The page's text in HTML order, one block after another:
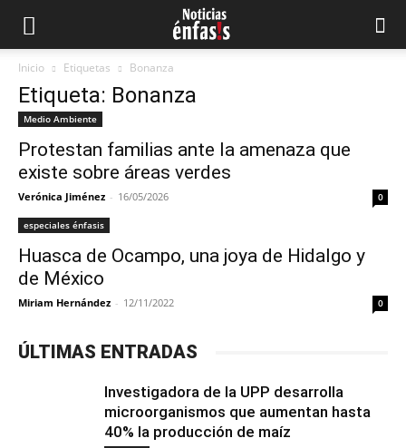
Inicio Etiquetas Bonanza
Etiqueta: Bonanza
Medio Ambiente
Protestan familias ante la amenaza que
existe sobre áreas verdes
Verónica Jiménez - 16/05/2026 0
especiales énfasis
Huasca de Ocampo, una joya de Hidalgo y
de México
Miriam Hernández - 12/11/2022 0
ÚLTIMAS ENTRADAS
Investigadora de la UPP desarrolla
microorganismos que aumentan hasta
40% la producción de maíz